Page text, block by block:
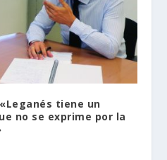
tiene un
no se exprime por la